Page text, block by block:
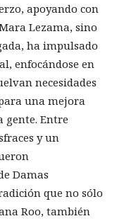
apoyando con
Lezama, sino
ha impulsado
enfocándose en
necesidades
una mejora
gente. Entre
y un
Damas
que no sólo
Roo, también